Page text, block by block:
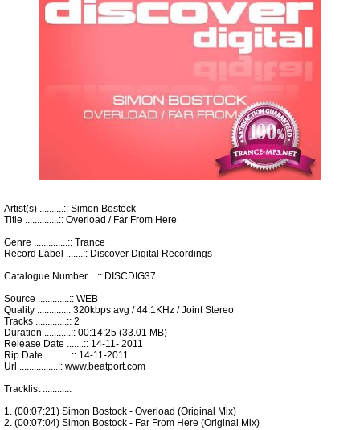
Artist(s) ..........:: Simon Bostock
Title ..............:: Overload / Far From Here
Genre ..............:: Trance
Record Label .......:: Discover Digital Recordings
Catalogue Number ...:: DISCDIG37
Source .............:: WEB
Quality ............:: 320kbps avg / 44.1KHz / Joint Stereo
Tracks .............:: 2
Duration ...........:: 00:14:25 (33.01 MB)
Release Date .......:: 14-11- 2011
Rip Date ...........:: 14-11-2011
Url ................:: www.beatport.com
Tracklist ..........::
1. (00:07:21) Simon Bostock - Overload (Original Mix)
2. (00:07:04) Simon Bostock - Far From Here (Original Mix)